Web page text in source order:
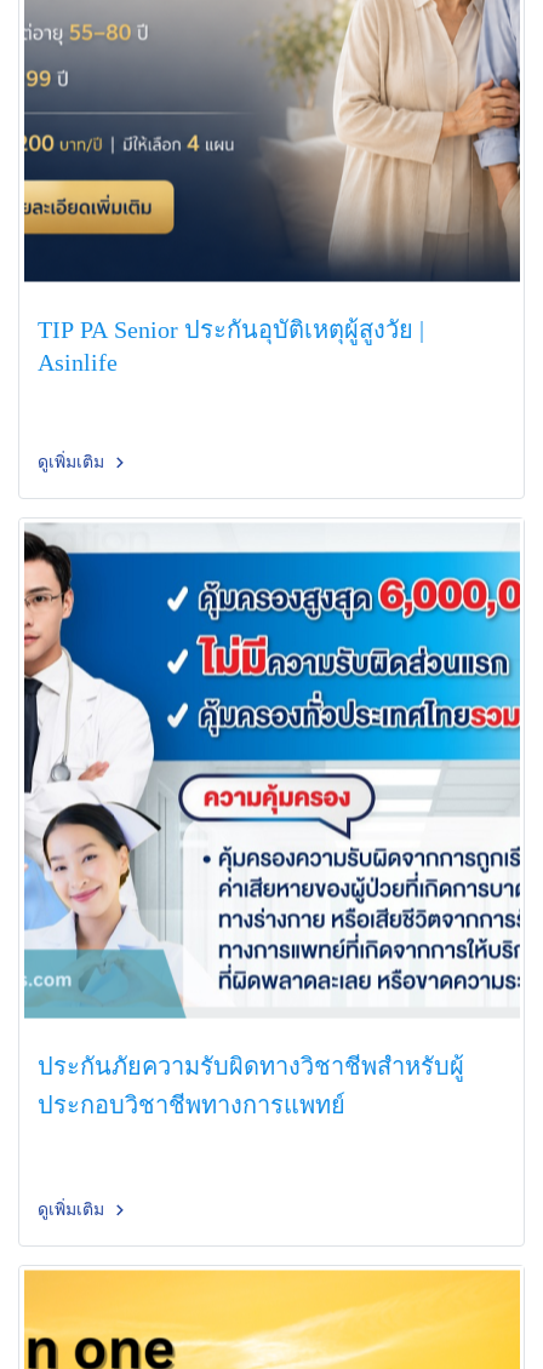
TIP PA Senior ประกันอุบัติเหตุผู้สูงวัย |
Asinlife
ดูเพิ่มเติม
ประกันภัยความรับผิดทางวิชาชีพสำหรับผู้
ประกอบวิชาชีพทางการแพทย์
ดูเพิ่มเติม